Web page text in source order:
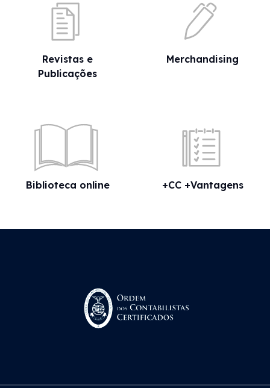
Revistas e
Publicações
Merchandising
Biblioteca online +CC +Vantagens